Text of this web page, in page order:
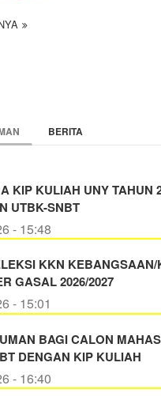
BERITA
KIP KULIAH UNY TAHUN
UTBK-SNBT
- 15:48
KKN
GASAL 2026/2027
- 15:01
BAGI CALON
DENGAN KIP KULIAH
- 16:40